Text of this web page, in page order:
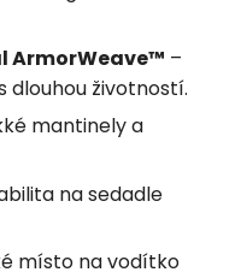
ArmorWeave™ –
dlouhou životností.
mantinely a
na sedadle
místo na vodítko